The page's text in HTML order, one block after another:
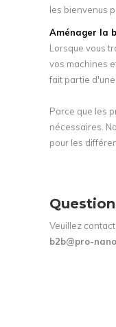
les bienvenus
Aménager la
Lorsque vous
vos machines
fait partie
Parce que les
nécessaires.
pour les
Veuillez
b2b@pro-